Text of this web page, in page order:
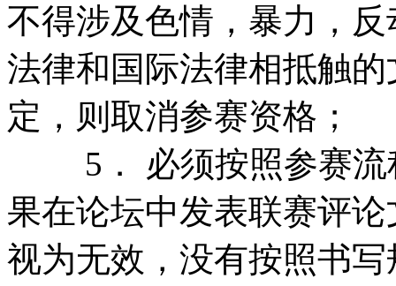
不得涉及色情，暴力，
法律和国际法律相抵触
定，则取消参赛资格；
5． 必须按照参赛流
果在论坛中发表联赛评
视为无效，没有按照书